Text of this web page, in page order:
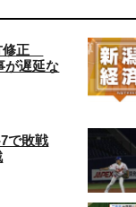
修正
が遅延な
で敗戦